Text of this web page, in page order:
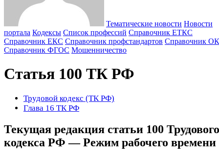
Тематические новости Новости
портала Кодексы Cписок профессий Справочник ЕТКС
Справочник ЕКС Справочник профстандартов Справочник
Справочник ФГОС Мошенничество
Статья 100 ТК РФ
Трудовой кодекс (ТК РФ)
Глава 16 ТК РФ
Текущая редакция статьи 100 Трудового
кодекса РФ — Режим рабочего времени